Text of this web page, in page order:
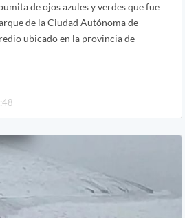
de ojos azules y verdes que fue
de la Ciudad Autónoma de
ubicado en la provincia de